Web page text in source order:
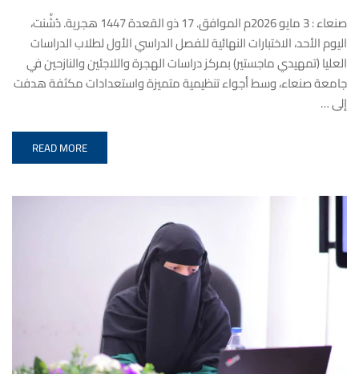
صنعاء : 3 مايو 2026م الموافق. 17 ذو القعدة 1447 هجرية. دُشِّنت،
اليوم الأحد، الاختبارات النهائية للفصل الدراسي الأول لطلاب الدراسات
العليا (تمهيدي ماجستير) بمركز دراسات الهجرة واللاجئين والنازحين في
جامعة صنعاء، وسط أجواء تنظيمية متميزة واستعدادات مكثفة هدفت
إلى …
READ MORE